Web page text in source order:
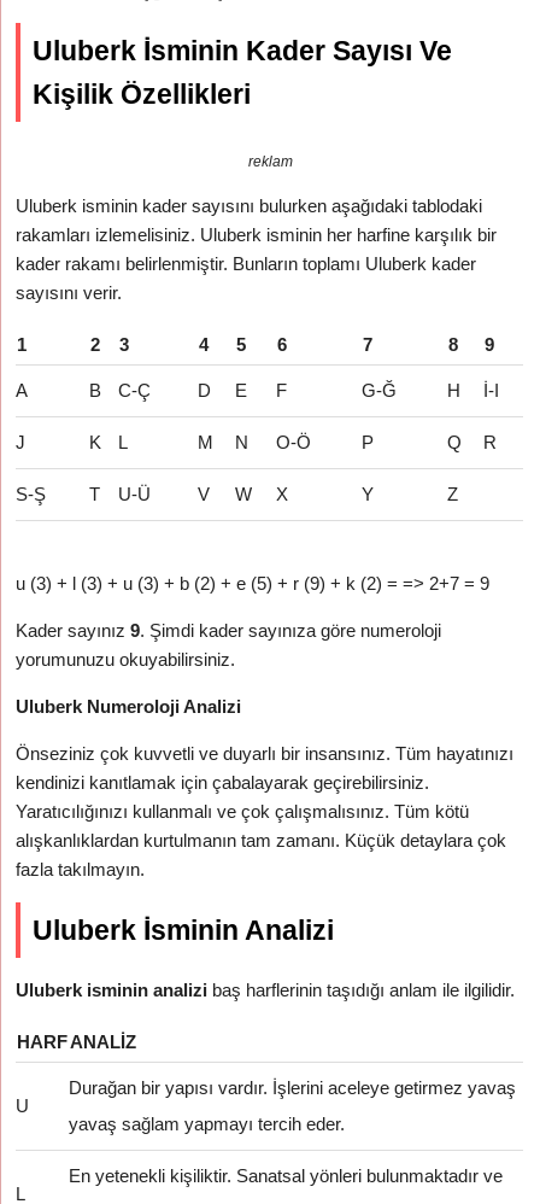
Uluberk İsminin Kader Sayısı Ve
Kişilik Özellikleri
reklam
Uluberk isminin kader sayısını bulurken aşağıdaki tablodaki
rakamları izlemelisiniz. Uluberk isminin her harfine karşılık bir
kader rakamı belirlenmiştir. Bunların toplamı Uluberk kader
sayısını verir.
1 2 3 4 5 6 7 8 9
A B C-Ç D E F G-Ğ H İ-I
J K L M N O-Ö P Q R
S-Ş T U-Ü V W X Y Z
u (3) + l (3) + u (3) + b (2) + e (5) + r (9) + k (2) = => 2+7 = 9
Kader sayınız9. Şimdi kader sayınıza göre numeroloji
yorumunuzu okuyabilirsiniz.
Uluberk Numeroloji Analizi
Önseziniz çok kuvvetli ve duyarlı bir insansınız. Tüm hayatınızı
kendinizi kanıtlamak için çabalayarak geçirebilirsiniz.
Yaratıcılığınızı kullanmalı ve çok çalışmalısınız. Tüm kötü
alışkanlıklardan kurtulmanın tam zamanı. Küçük detaylara çok
fazla takılmayın.
Uluberk İsminin Analizi
Uluberk isminin analizi baş harflerinin taşıdığı anlam ile ilgilidir.
HARFANALIZ
U
Durağan bir yapısı vardır. İşlerini aceleye getirmez yavaş
yavaş sağlam yapmayı tercih eder.
L
En yetenekli kişiliktir. Sanatsal yönleri bulunmaktadır ve